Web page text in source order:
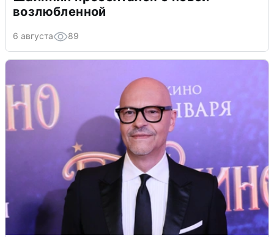
возлюбленной
6 августа 89